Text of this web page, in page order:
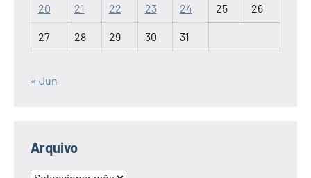
20 21 22 23 24 25 26
27 28 29 30 31
« Jun
Arquivo